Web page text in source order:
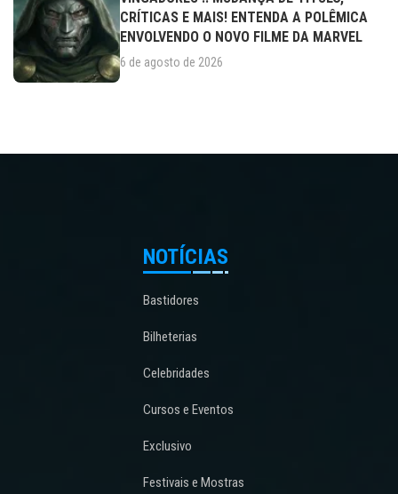
CRÍTICAS E MAIS! ENTENDA A POLÊMICA
ENVOLVENDO O NOVO FILME DA MARVEL
6 de agosto de 2026
NOTÍCIAS
Bastidores
Bilheterias
Celebridades
Cursos e Eventos
Exclusivo
Festivais e Mostras